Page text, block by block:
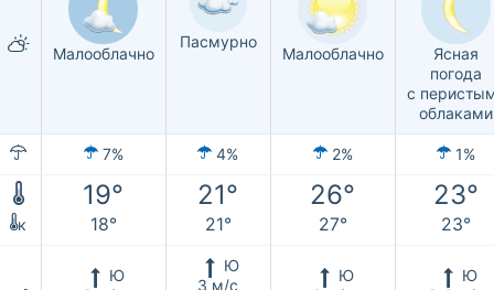
Малооблачно
Пасмурно
Малооблачно
Ясная
погода
с
облаками
7% 4% 2% 1%
19° 21° 26° 23°
к 18° 21° 27° 23°
Ю
Ю
3 м/с
Ю
Ю